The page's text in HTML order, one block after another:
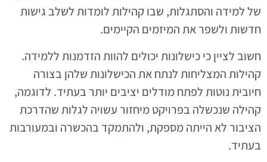
של למידה והסתגלות, שבו קהילות לומדות לשלב גישות
חדשות ולשפר את המיזמים הקיימים.
חשוב לציין כי כישלונות יכולים להוות הזדמנות ללמידה.
קהילות המצליחות לנתח את הכישלונות שלהן בצורה
חיובית נוטות לפתח מודלים יציבים יותר בעתיד. לדוגמה,
קהילה שנכשלה בפרויקט מיחזור עשויה לגלות שהדרכת
הציבור לא הייתה מספקת, ולהתמקד בהכשרה ובמעורבות
בעתיד.